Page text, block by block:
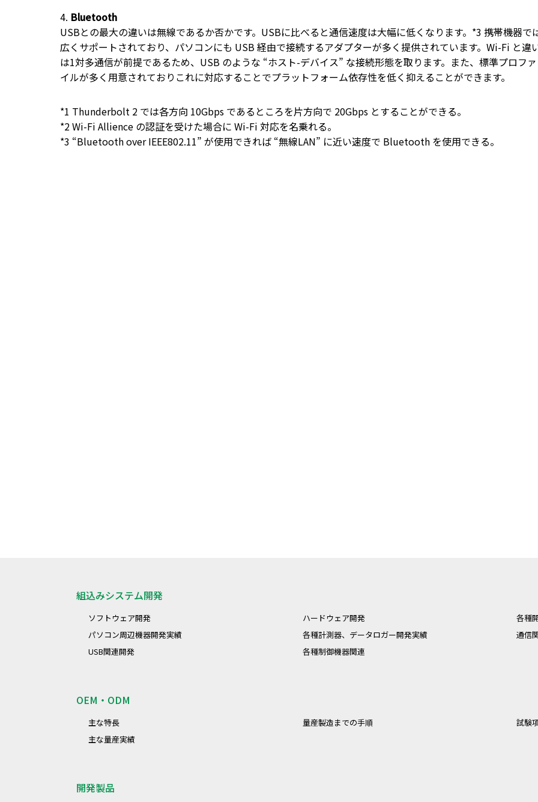
Bluetooth
USBとの最大の違いは無線であるか否かです。USBに比べると通信速度は大幅に低くなります。*3 携帯機器で
広くサポートされており、パソコンにも USB 経由で接続するアダプターが多く提供されています。Wi-Fi と違
は1対多通信が前提であるため、USB のような “ホスト-デバイス” な接続形態を取ります。また、標準プロファ
イルが多く用意されておりこれに対応することでプラットフォーム依存性を低く抑えることができます。
*1 Thunderbolt 2 では各方向 10Gbps であるところを片方向で 20Gbps とすることができる。
*2 Wi-Fi Allience の認証を受けた場合に Wi-Fi 対応を名乗れる。
*3 “Bluetooth over IEEE802.11” が使用できれば “無線LAN” に近い速度で Bluetooth を使用できる。
組込みシステム開発
ソフトウェア開発 ハードウェア開発
各種
パソコン周辺機器開発実績
各種計測器、データロガー開発実績
通信
USB関連開発
各種制御機器関連
OEM・ODM
主な特長 量産製造までの手順
試験
主な量産実績
開発製品